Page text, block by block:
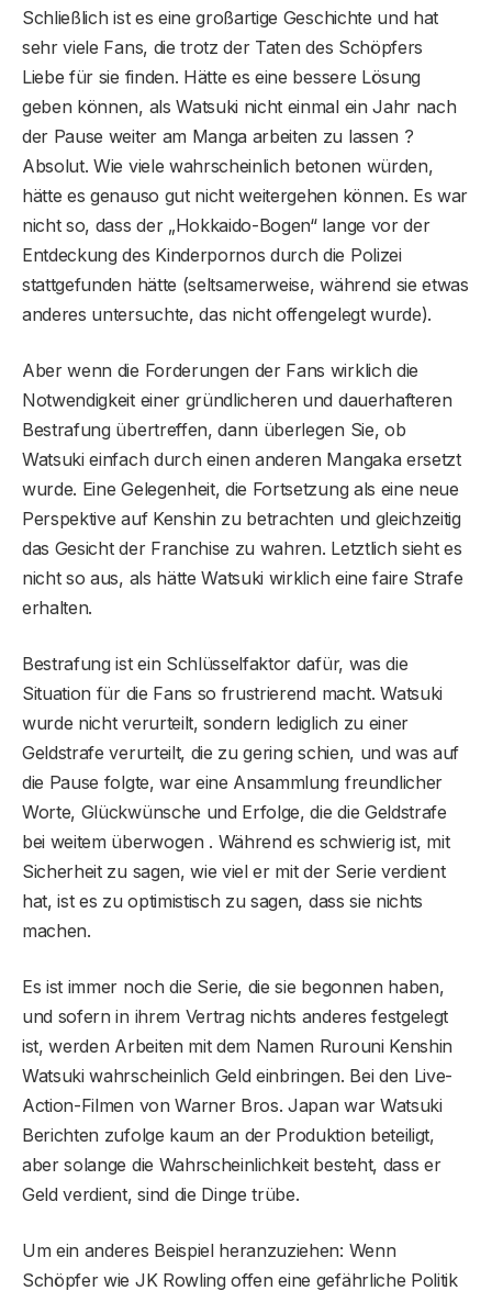
Schließlich ist es eine großartige Geschichte und hat
sehr viele Fans, die trotz der Taten des Schöpfers
Liebe für sie finden. Hätte es eine bessere Lösung
geben können, als Watsuki nicht einmal ein Jahr nach
der Pause weiter am Manga arbeiten zu lassen ?
Absolut. Wie viele wahrscheinlich betonen würden,
hätte es genauso gut nicht weitergehen können. Es war
nicht so, dass der „Hokkaido-Bogen“ lange vor der
Entdeckung des Kinderpornos durch die Polizei
stattgefunden hätte (seltsamerweise, während sie etwas
anderes untersuchte, das nicht offengelegt wurde).
Aber wenn die Forderungen der Fans wirklich die
Notwendigkeit einer gründlicheren und dauerhafteren
Bestrafung übertreffen, dann überlegen Sie, ob
Watsuki einfach durch einen anderen Mangaka ersetzt
wurde. Eine Gelegenheit, die Fortsetzung als eine neue
Perspektive auf Kenshin zu betrachten und gleichzeitig
das Gesicht der Franchise zu wahren. Letztlich sieht es
nicht so aus, als hätte Watsuki wirklich eine faire Strafe
erhalten.
Bestrafung ist ein Schlüsselfaktor dafür, was die
Situation für die Fans so frustrierend macht. Watsuki
wurde nicht verurteilt, sondern lediglich zu einer
Geldstrafe verurteilt, die zu gering schien, und was auf
die Pause folgte, war eine Ansammlung freundlicher
Worte, Glückwünsche und Erfolge, die die Geldstrafe
bei weitem überwogen . Während es schwierig ist, mit
Sicherheit zu sagen, wie viel er mit der Serie verdient
hat, ist es zu optimistisch zu sagen, dass sie nichts
machen.
Es ist immer noch die Serie, die sie begonnen haben,
und sofern in ihrem Vertrag nichts anderes festgelegt
ist, werden Arbeiten mit dem Namen Rurouni Kenshin
Watsuki wahrscheinlich Geld einbringen. Bei den Live-
Action-Filmen von Warner Bros. Japan war Watsuki
Berichten zufolge kaum an der Produktion beteiligt,
aber solange die Wahrscheinlichkeit besteht, dass er
Geld verdient, sind die Dinge trübe.
Um ein anderes Beispiel heranzuziehen: Wenn
Schöpfer wie JK Rowling offen eine gefährliche Politik